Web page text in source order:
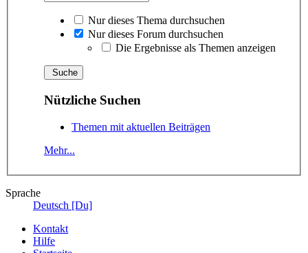
Nur dieses Thema durchsuchen
Nur dieses Forum durchsuchen
Die Ergebnisse als Themen anzeigen
Nützliche Suchen
Themen mit aktuellen Beiträgen
Mehr...
Sprache
Deutsch [Du]
Kontakt
Hilfe